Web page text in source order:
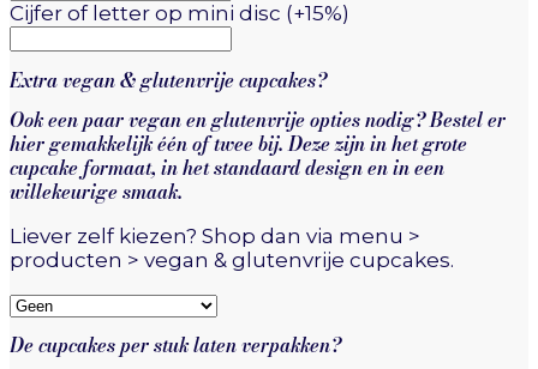
Cijfer of letter op mini disc (+15%)
Extra vegan & glutenvrije cupcakes?
Ook een paar vegan en glutenvrije opties nodig? Bestel er
hier gemakkelijk één of twee bij. Deze zijn in het grote
cupcake formaat, in het standaard design en in een
willekeurige smaak.
Liever zelf kiezen? Shop dan via menu >
producten > vegan & glutenvrije cupcakes.
De cupcakes per stuk laten verpakken?